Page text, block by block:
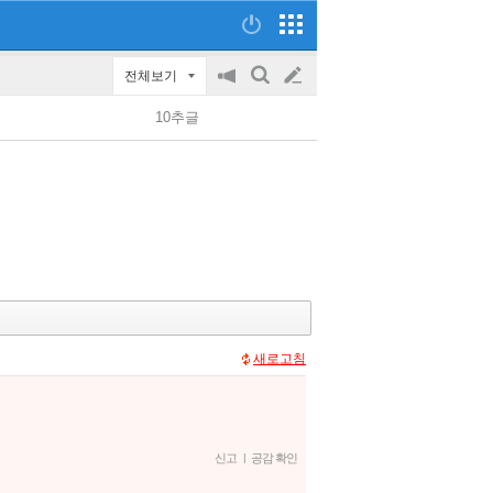
전체보기
공
on/off
검
글
쓰
10추글
새로고침
신고 | 공감 확인